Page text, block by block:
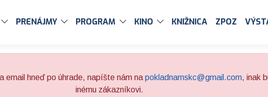
PRENÁJMY PROGRAM KINO KNIŽNICA ZPOZ
email hneď po úhrade, napíšte nám na pokladnamskc@gmail.com, inak
inému zákazníkovi.